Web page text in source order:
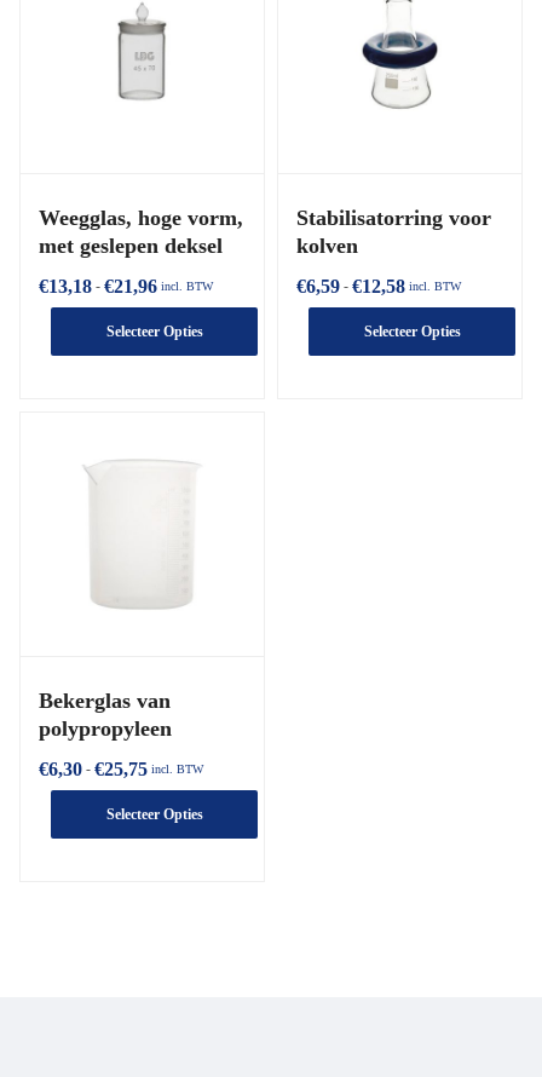
Weegglas, hoge vorm,
met geslepen deksel
€13,18 - €21,96 incl. BTW
Selecteer Opties
Stabilisatorring voor
kolven
€6,59 - €12,58 incl. BTW
Selecteer Opties
Bekerglas van
polypropyleen
€6,30 - €25,75 incl. BTW
Selecteer Opties